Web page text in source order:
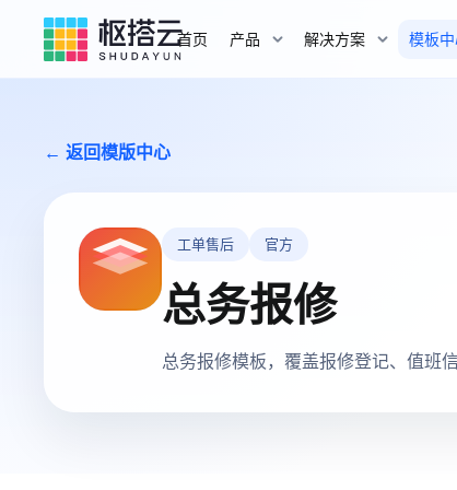
首页 产品 解决方案 模板
← 返回模版中心
工单售后 官方
总务报修
总务报修模板，覆盖报修登记、值班